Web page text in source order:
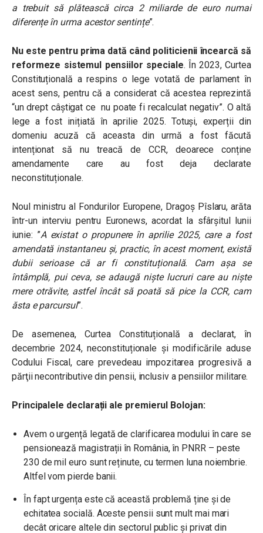
a trebuit să plătească circa 2 miliarde de euro numai
diferențe în urma acestor sentințe”.
Nu este pentru prima dată când politicienii încearcă să
reformeze sistemul pensiilor speciale. În 2023, Curtea
Constituțională a respins o lege votată de parlament în
acest sens, pentru că a considerat că acestea reprezintă
“un drept câștigat ce nu poate fi recalculat negativ”. O altă
lege a fost inițiată în aprilie 2025. Totuși, experții din
domeniu acuză că aceasta din urmă a fost făcută
intenționat să nu treacă de CCR, deoarece conține
amendamente care au fost deja declarate
neconstituționale.
Noul ministru al Fondurilor Europene, Dragoș Pîslaru, arăta
într-un interviu pentru Euronews, acordat la sfârșitul lunii
iunie: ”A existat o propunere în aprilie 2025, care a fost
amendată instantaneu și, practic, în acest moment, există
dubii serioase că ar fi constituțională. Cam așa se
întâmplă, pui ceva, se adaugă niște lucruri care au niște
mere otrăvite, astfel încât să poată să pice la CCR, cam
ăsta e parcursul”.
De asemenea, Curtea Constituțională a declarat, în
decembrie 2024, neconstituționale și modificările aduse
Codului Fiscal, care prevedeau impozitarea progresivă a
părţii necontributive din pensii, inclusiv a pensiilor militare.
Principalele declarații ale premierul Bolojan:
Avem o urgență legată de clarificarea modului în care se
pensionează magistrații în România, în PNRR – peste
230 de mil euro sunt reținute, cu termen luna noiembrie.
Altfel vom pierde banii.
În fapt urgența este că această problemă ține și de
echitatea socială. Aceste pensii sunt mult mai mari
decât oricare altele din sectorul public și privat din